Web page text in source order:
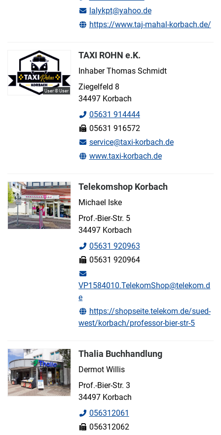
lalykpt@yahoo.de
https://www.taj-mahal-korbach.de/
TAXI ROHN e.K.
Inhaber Thomas Schmidt
Ziegelfeld 8
34497 Korbach
05631 914444
05631 916572
service@taxi-korbach.de
www.taxi-korbach.de
User © User
Telekomshop Korbach
Michael Iske
Prof.-Bier-Str. 5
34497 Korbach
05631 920963
05631 920964
VP1584010.TelekomShop@telekom.d
e
https://shopseite.telekom.de/sued-
west/korbach/professor-bier-str-5
Thalia Buchhandlung
Dermot Willis
Prof.-Bier-Str. 3
34497 Korbach
056312061
056312062